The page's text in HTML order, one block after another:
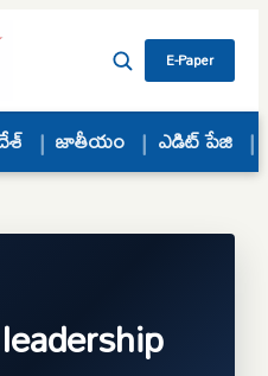
E-Paper
జాతీయం ఎడిట్ పేజి